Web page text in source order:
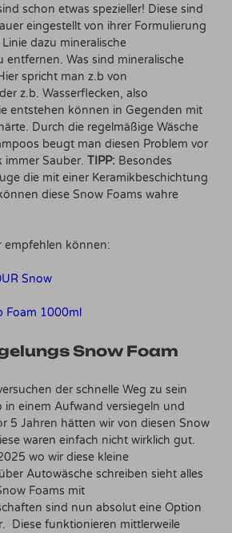
schon etwas spezieller! Diese sind
eingestellt von ihrer Formulierung
dazu mineralische
entfernen. Was sind mineralische
spricht man z.b von
z.b. Wasserflecken, also
entstehen können in Gegenden mit
Durch die regelmäßige Wäsche
beugt man diesen Problem vor
immer Sauber. TIPP: Besondes
die mit einer Keramikbeschichtung
diese Snow Foams wahre
empfehlen können:
Snow
Foam 1000ml
Snow Foam
der schnelle Weg zu sein
einem Aufwand versiegeln und
5 Jahren hätten wir von diesen Snow
waren einfach nicht wirklich gut.
wo wir diese kleine
Autowäsche schreiben sieht alles
Foams mit
sind nun absolut eine Option
Diese funktionieren mittlerweile